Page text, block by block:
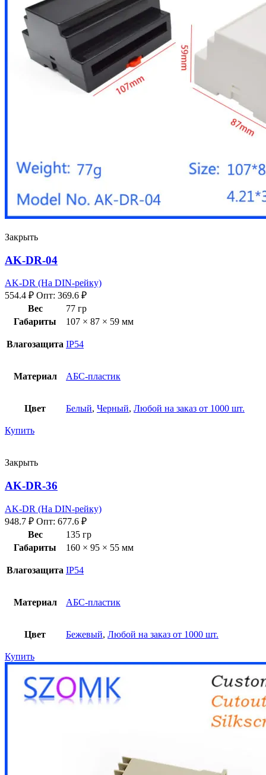
Закрыть
AK-DR-04
AK-DR (На DIN-рейку)
554.4 ₽ Опт: 369.6 ₽
Вес
77 гр
Габариты
107 × 87 × 59 мм
Влагозащита IP54
Материал АБС-пластик
Цвет Белый, Черный, Любой на заказ от 1000 шт.
Купить
Закрыть
AK-DR-36
AK-DR (На DIN-рейку)
948.7 ₽ Опт: 677.6 ₽
Вес
135 гр
Габариты
160 × 95 × 55 мм
Влагозащита IP54
Материал АБС-пластик
Цвет Бежевый, Любой на заказ от 1000 шт.
Купить